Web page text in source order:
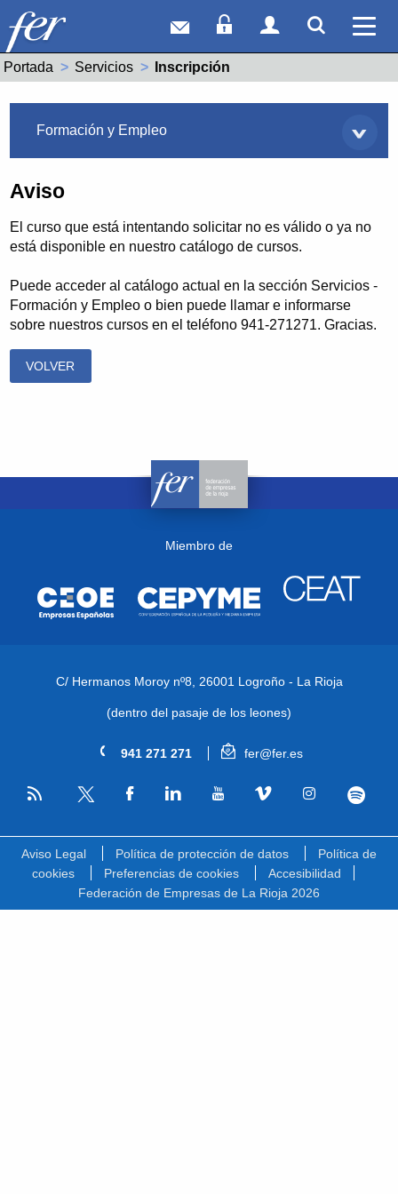
Correo webAcceso Socios
Acceso
Portada Servicios Actual:
Inscripción
Formación y Empleo
Aviso
El curso que está intentando solicitar no es válido o ya no
está disponible en nuestro catálogo de cursos.
Puede acceder al catálogo actual en la sección Servicios -
Formación y Empleo o bien puede llamar e informarse
sobre nuestros cursos en el teléfono 941-271271. Gracias.
VOLVER
Miembro de
C/ Hermanos Moroy nº8, 26001 Logroño - La Rioja
(dentro del pasaje de los leones)
941 271 271 fer@fer.es
RSS
Aviso Legal Política de protección de datos
Política de
cookies
Preferencias de cookies
Accesibilidad
Federación de Empresas de La Rioja 2026